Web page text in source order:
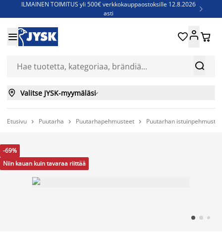
ILMAINEN TOIMITUS yli 500€ verkkokauppaostoksille 12.8.2026
asti

Jenkkisänkyjä - Säästä jopa 60%


 
 Valitse JYSK-myymäläsi
Etusivu  Puutarha  Puutarhapehmusteet  Puutarhan
-69%
Niin kauan kuin tavaraa riittää